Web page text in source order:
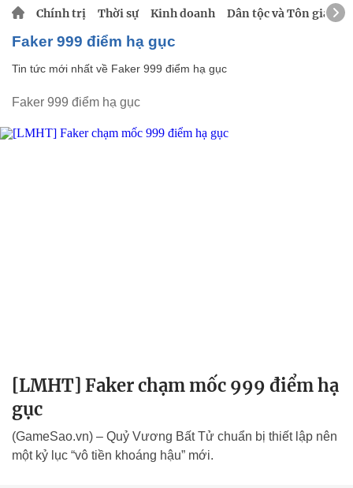
Chính trị Thời sự Kinh doanh Dân tộc và Tôn giáo
Faker 999 điểm hạ gục
Tin tức mới nhất về Faker 999 điểm hạ gục
Faker 999 điểm hạ gục
[LMHT] Faker chạm mốc 999 điểm hạ
gục
(GameSao.vn) – Quỷ Vương Bất Tử chuẩn bị thiết lập nên
một kỷ lục “vô tiền khoáng hậu” mới.